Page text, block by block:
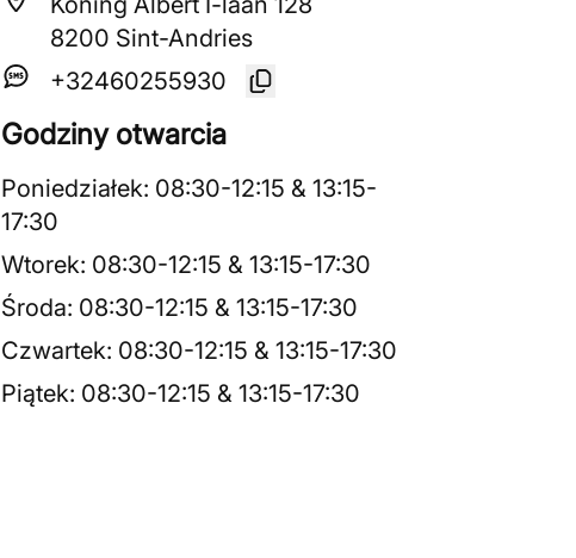
8200 Sint-Andries
+32460255930
Godziny otwarcia
Poniedziałek: 08:30-12:15 &13:15-
17:30
Wtorek: 08:30-12:15 &13:15-17:30
Środa: 08:30-12:15 &13:15-17:30
Czwartek: 08:30-12:15 &13:15-17:30
Piątek: 08:30-12:15 &13:15-17:30